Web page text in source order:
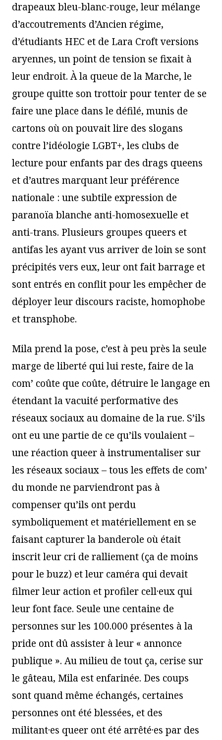
drapeaux bleu-blanc-rouge, leur mélange
d’accoutrements d’Ancien régime,
d’étudiants HEC et de Lara Croft versions
aryennes, un point de tension se fixait à
leur endroit. À la queue de la Marche, le
groupe quitte son trottoir pour tenter de se
faire une place dans le défilé, munis de
cartons où on pouvait lire des slogans
contre l’idéologie LGBT+, les clubs de
lecture pour enfants par des drags queens
et d’autres marquant leur préférence
nationale : une subtile expression de
paranoïa blanche anti-homosexuelle et
anti-trans. Plusieurs groupes queers et
antifas les ayant vus arriver de loin se sont
précipités vers eux, leur ont fait barrage et
sont entrés en conflit pour les empêcher de
déployer leur discours raciste, homophobe
et transphobe.
Mila prend la pose, c’est à peu près la seule
marge de liberté qui lui reste, faire de la
com’ coûte que coûte, détruire le langage en
étendant la vacuité performative des
réseaux sociaux au domaine de la rue. S’ils
ont eu une partie de ce qu’ils voulaient –
une réaction queer à instrumentaliser sur
les réseaux sociaux – tous les effets de com’
du monde ne parviendront pas à
compenser qu’ils ont perdu
symboliquement et matériellement en se
faisant capturer la banderole où était
inscrit leur cri de ralliement (ça de moins
pour le buzz) et leur caméra qui devait
filmer leur action et profiler cell·eux qui
leur font face. Seule une centaine de
personnes sur les 100.000 présentes à la
pride ont dû assister à leur « annonce
publique ». Au milieu de tout ça, cerise sur
le gâteau, Mila est enfarinée. Des coups
sont quand même échangés, certaines
personnes ont été blessées, et des
militant·es queer ont été arrêté·es par des